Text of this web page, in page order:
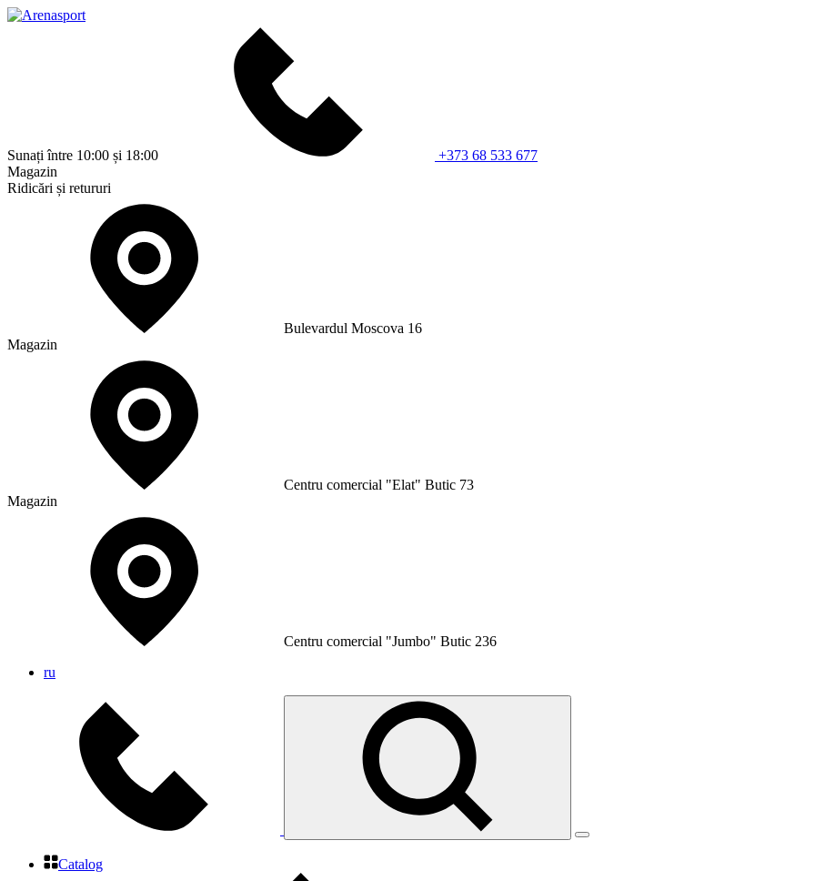
Sunați între 10:00 și 18:00
+373 68 533 677
Magazin
Ridicări și retururi
Bulevardul Moscova 16
Magazin
Сentru comercial "Elat" Butic 73
Magazin
Сentru comercial "Jumbo" Butic 236
ru
Catalog